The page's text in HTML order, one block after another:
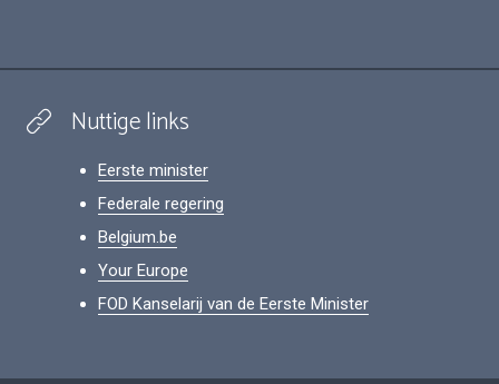
Nuttige links
Eerste minister
Federale regering
Belgium.be
Your Europe
FOD Kanselarij van de Eerste Minister